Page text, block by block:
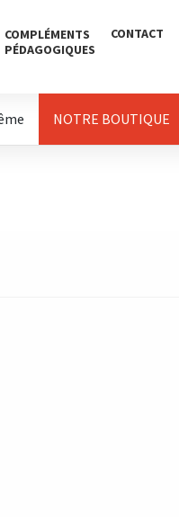
COMPLÉMENTS
PÉDAGOGIQUES
CONTACT
NOTRE BOUTIQUE